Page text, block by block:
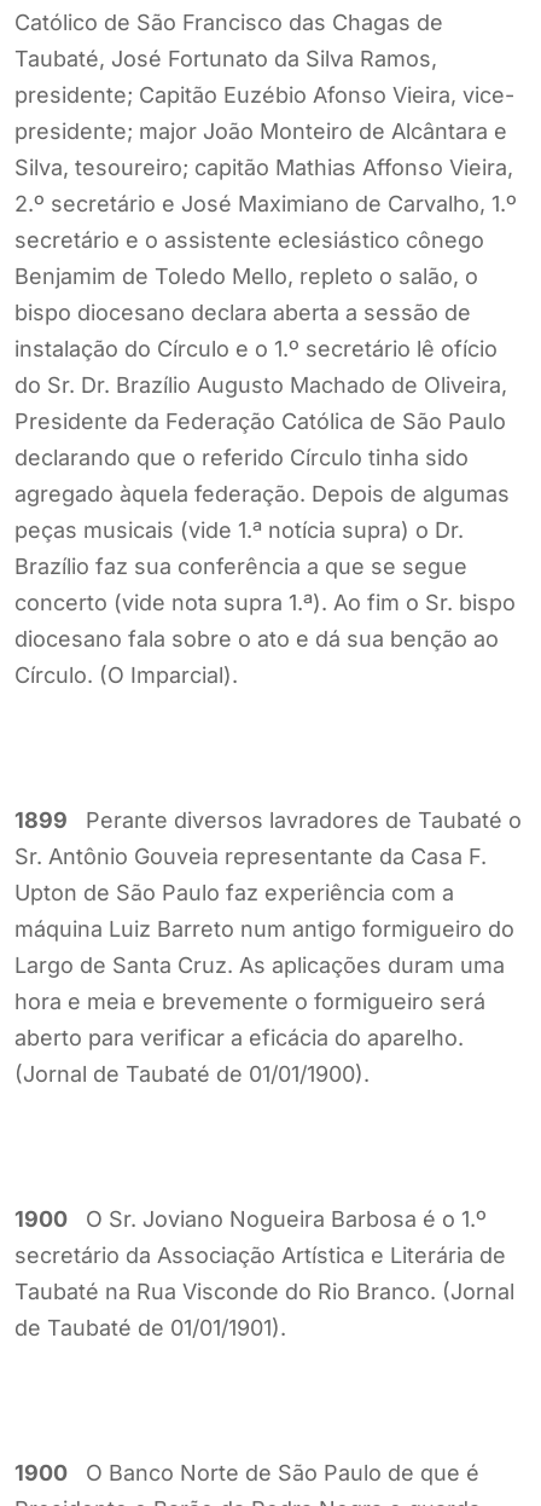
Católico de São Francisco das Chagas de
Taubaté, José Fortunato da Silva Ramos,
presidente; Capitão Euzébio Afonso Vieira, vice-
presidente; major João Monteiro de Alcântara e
Silva, tesoureiro; capitão Mathias Affonso Vieira,
2.º secretário e José Maximiano de Carvalho, 1.º
secretário e o assistente eclesiástico cônego
Benjamim de Toledo Mello, repleto o salão, o
bispo diocesano declara aberta a sessão de
instalação do Círculo e o 1.º secretário lê ofício
do Sr. Dr. Brazílio Augusto Machado de Oliveira,
Presidente da Federação Católica de São Paulo
declarando que o referido Círculo tinha sido
agregado àquela federação. Depois de algumas
peças musicais (vide 1.ª notícia supra) o Dr.
Brazílio faz sua conferência a que se segue
concerto (vide nota supra 1.ª). Ao fim o Sr. bispo
diocesano fala sobre o ato e dá sua benção ao
Círculo. (O Imparcial).
1899 Perante diversos lavradores de Taubaté o
Sr. Antônio Gouveia representante da Casa F.
Upton de São Paulo faz experiência com a
máquina Luiz Barreto num antigo formigueiro do
Largo de Santa Cruz. As aplicações duram uma
hora e meia e brevemente o formigueiro será
aberto para verificar a eficácia do aparelho.
(Jornal de Taubaté de 01/01/1900).
1900 O Sr. Joviano Nogueira Barbosa é o 1.º
secretário da Associação Artística e Literária de
Taubaté na Rua Visconde do Rio Branco. (Jornal
de Taubaté de 01/01/1901).
1900 O Banco Norte de São Paulo de que é